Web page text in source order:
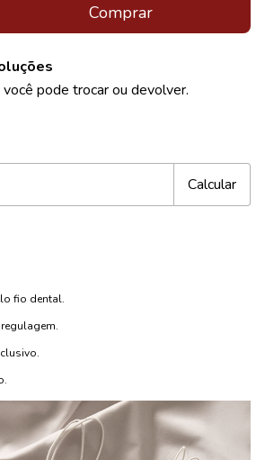
pode trocar ou devolver.
Calcular
fio dental.